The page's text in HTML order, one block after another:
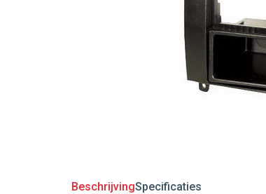
BeschrijvingSpecificaties